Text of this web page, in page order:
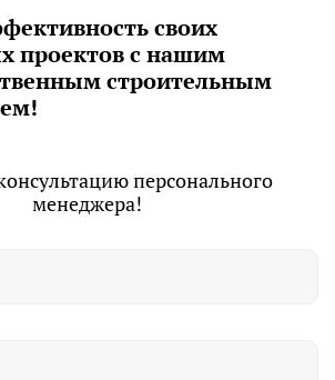
своих
проектов с нашим
строительным
персонального
менеджера!